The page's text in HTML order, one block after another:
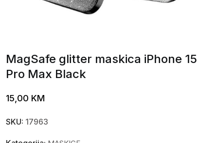
MagSafe glitter maskica iPhone 15
Pro Max Black
15,00 KM
SKU: 17963